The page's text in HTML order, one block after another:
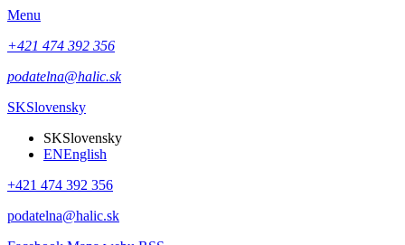
Menu
+421 474 392 356
podatelna@halic.sk
SKSlovensky
SKSlovensky
ENEnglish
+421 474 392 356
podatelna@halic.sk